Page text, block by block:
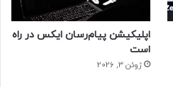
اپلیکیشن پیام‌رسان ایکس در راه
است
ژوئن 3, 2026